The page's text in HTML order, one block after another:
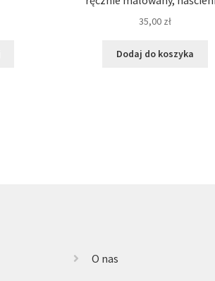
35,00 zł
Dodaj do koszyka
O nas